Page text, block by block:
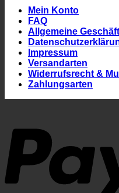
Mein Konto
FAQ
Allgemeine
Impressum
Versandarten
Widerrufsrecht &
Zahlungsarten